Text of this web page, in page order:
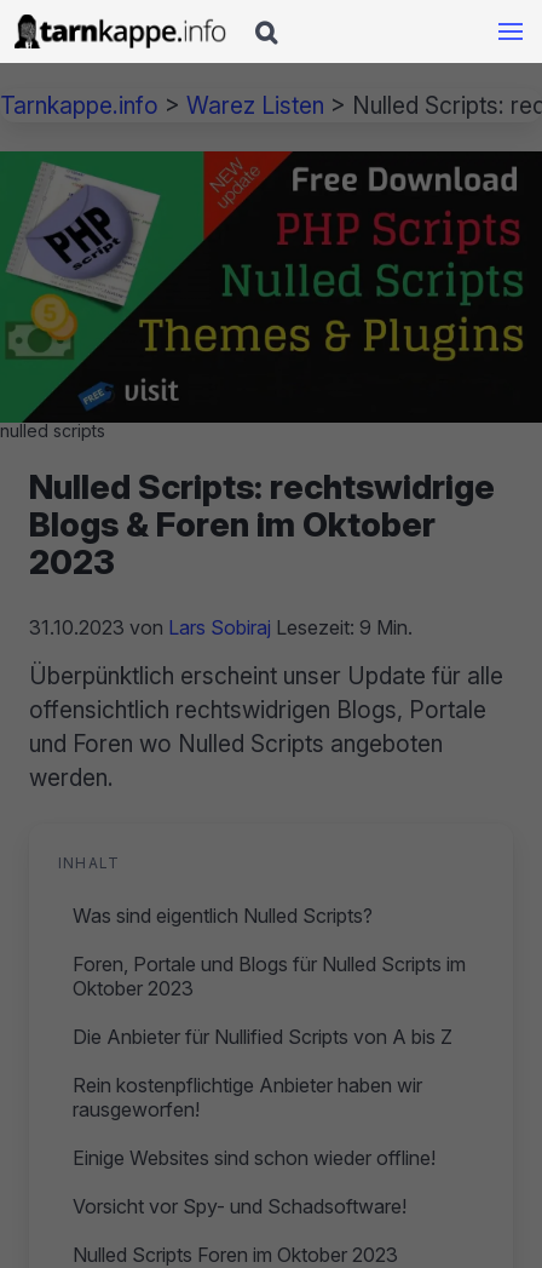

Tarnkappe.info > Warez Listen > Nulled Scripts:
nulled scripts
Nulled Scripts: rechtswidrige
Blogs & Foren im Oktober
2023
31.10.2023 von Lars Sobiraj Lesezeit: 9 Min.
Überpünktlich erscheint unser Update für alle
offensichtlich rechtswidrigen Blogs, Portale
und Foren wo Nulled Scripts angeboten
werden.
INHALT
Was sind eigentlich Nulled Scripts?
Foren, Portale und Blogs für Nulled Scripts im
Oktober 2023
Die Anbieter für Nullified Scripts von A bis Z
Rein kostenpflichtige Anbieter haben wir
rausgeworfen!
Einige Websites sind schon wieder offline!
Vorsicht vor Spy- und Schadsoftware!
Nulled Scripts Foren im Oktober 2023